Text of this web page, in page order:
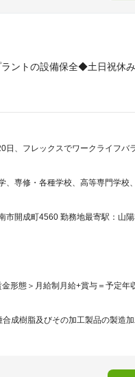
ラントの設備保全◆土日祝休
日、フレックスでワークライフ
、専修・各種学校、高等専門学校
市開成町4560 勤務地最寄駅：山
形態＞月給制月給+賞与＝予定
成樹脂及びその加工製品の製造